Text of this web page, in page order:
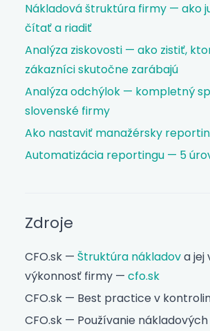
Nákladová štruktúra firmy — ako
čítať a riadiť
Analýza ziskovosti — ako zistiť,
zákazníci skutočne zarábajú
Analýza odchýlok — kompletný
slovenské firmy
Ako nastaviť manažérsky
Automatizácia reportingu — 5
Zdroje
CFO.sk — Štruktúra nákladova jej
výkonnosť firmy — cfo.sk
CFO.sk — Best practice v
CFO.sk — Používanie